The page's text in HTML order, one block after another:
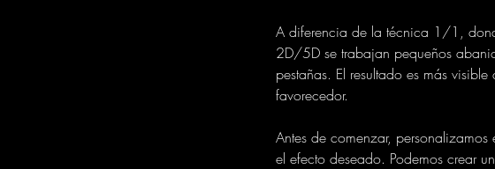
A diferencia de la técnica 1/1,
2D/5D se trabajan pequeños
pestañas. El resultado es más
favorecedor.
Antes de comenzar,
el efecto deseado. Podemos crear